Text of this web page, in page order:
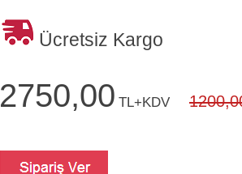
Ücretsiz Kargo
2750,00 TL+KDV